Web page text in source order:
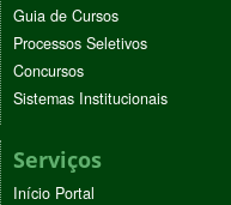
Guia de Cursos
Processos Seletivos
Concursos
Sistemas Institucionais
Serviços
Início Portal